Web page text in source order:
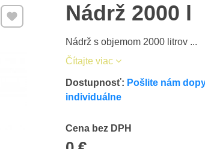
Nádrž 2000 l
Nádrž s objemom 2000 litrov ...
Čítajte viac
Pridať k Obľúbeným
Dostupnosť: Pošlite nám
individuálne
Cena bez DPH
Cena s DPH